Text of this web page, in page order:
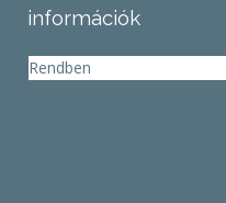
információk
Rendben